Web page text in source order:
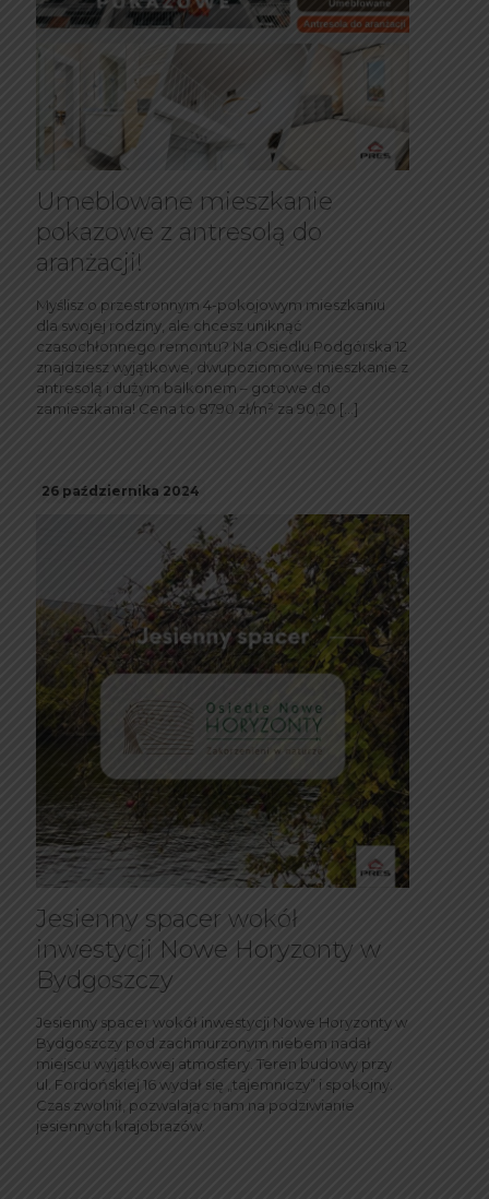
Umeblowane mieszkanie
pokazowe z antresolą do
aranżacji!
Myślisz o przestronnym 4-pokojowym mieszkaniu
dla swojej rodziny, ale chcesz uniknąć
czasochłonnego remontu? Na Osiedlu Podgórska 12
znajdziesz wyjątkowe, dwupoziomowe mieszkanie z
antresolą i dużym balkonem – gotowe do
zamieszkania! Cena to 8790 zł/m² za 90,20 […]
26 października 2024
Jesienny spacer wokół
inwestycji Nowe Horyzonty w
Bydgoszczy
Jesienny spacer wokół inwestycji Nowe Horyzonty w
Bydgoszczy pod zachmurzonym niebem nadał
miejscu wyjątkowej atmosfery. Teren budowy przy
ul. Fordońskiej 16 wydał się „tajemniczy” i spokojny.
Czas zwolnił, pozwalając nam na podziwianie
jesiennych krajobrazów.